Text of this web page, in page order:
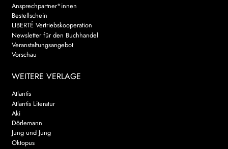
Ansprechpartner*innen
Bestellschein
LIBERTÉ Vertriebskooperation
Newsletter für den Buchhandel
Veranstaltungsangebot
Vorschau
WEITERE VERLAGE
Atlantis
Atlantis Literatur
Aki
Dörlemann
Jung und Jung
Oktopus